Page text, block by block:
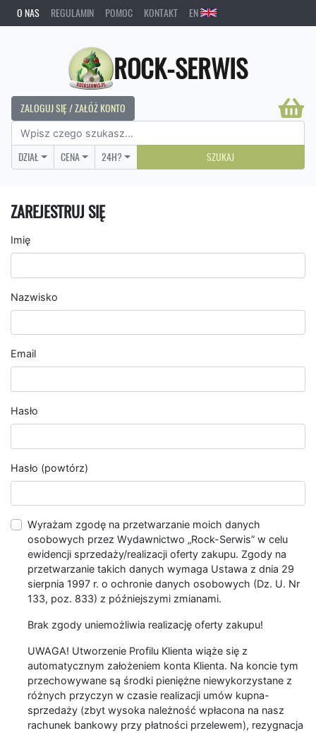
O NAS REGULAMIN POMOC KONTAKT EN
ROCK-SERWIS
ZALOGUJ SIĘ / ZAŁÓŻ KONTO
DZIAŁ CENA 24H? SZUKAJ
ZAREJESTRUJ SIĘ
Imię
Nazwisko
Email
Hasło
Hasło (powtórz)
Wyrażam zgodę na przetwarzanie moich danych
osobowych przez Wydawnictwo „Rock-Serwis” w celu
ewidencji sprzedaży/realizacji oferty zakupu. Zgody na
przetwarzanie takich danych wymaga Ustawa z dnia 29
sierpnia 1997 r. o ochronie danych osobowych (Dz. U. Nr
133, poz. 833) z późniejszymi zmianami.
Brak zgody uniemożliwia realizację oferty zakupu!
UWAGA! Utworzenie Profilu Klienta wiąże się z
automatycznym założeniem konta Klienta. Na koncie tym
przechowywane są środki pieniężne niewykorzystane z
różnych przyczyn w czasie realizacji umów kupna-
sprzedaży (zbyt wysoka należność wpłacona na nasz
rachunek bankowy przy płatności przelewem), rezygnacja